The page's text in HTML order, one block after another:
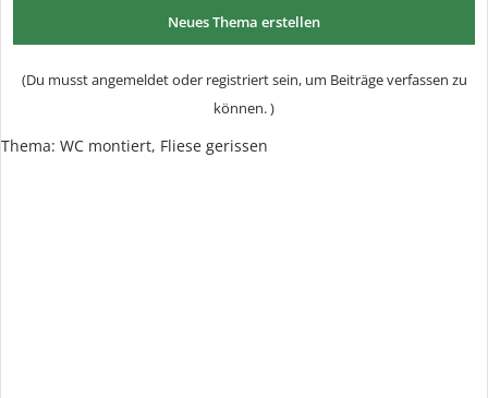
Neues Thema erstellen
(Du musst angemeldet oder registriert sein, um Beiträge verfassen zu
können. )
Thema: WC montiert, Fliese gerissen